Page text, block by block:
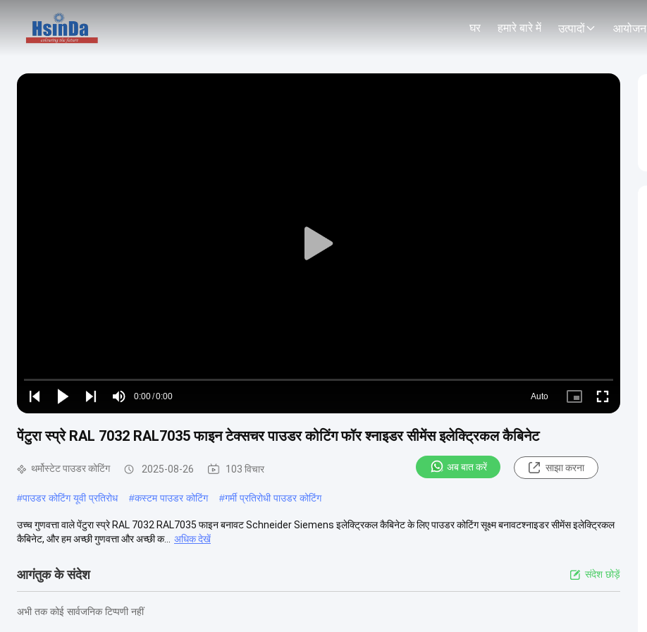
घर हमारे बारे में उत्पादों आयोजन
Play
Play
Play
Play
Mute
Time
0:00/0:00
Loaded:
0%
Auto
Picture- Fullscreen
पेंटुरा स्प्रे RAL 7032 RAL7035 फाइन टेक्सचर पाउडर कोटिंग फॉर श्नाइडर सीमेंस इलेक्ट्रिकल कैबिनेट
थर्मोस्टेट पाउडर कोटिंग 2025-08-26 103 विचार अब बात करें साझा करना
#पाउडर कोटिंग यूवी प्रतिरोध #कस्टम पाउडर कोटिंग #गर्मी प्रतिरोधी पाउडर कोटिंग
उच्च गुणवत्ता वाले पेंटुरा स्प्रे RAL 7032 RAL7035 फाइन बनावट Schneider Siemens इलेक्ट्रिकल कैबिनेट के लिए पाउडर कोटिंग सूक्ष्म बनावटश्नाइडर सीमेंस इलेक्ट्रिकल
कैबिनेट, और हम अच्छी गुणवत्ता और अच्छी क...
अधिक देखें
आगंतुक के संदेश संदेश छोड़ें
अभी तक कोई सार्वजनिक टिप्पणी नहीं